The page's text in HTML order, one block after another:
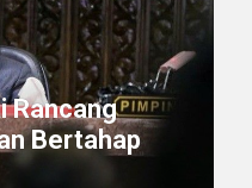
Rancang
Bertahap